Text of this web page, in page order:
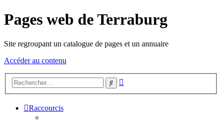
Pages web de Terraburg
Site regroupant un catalogue de pages et un annuaire
Accéder au contenu
Rechercher
Raccourcis